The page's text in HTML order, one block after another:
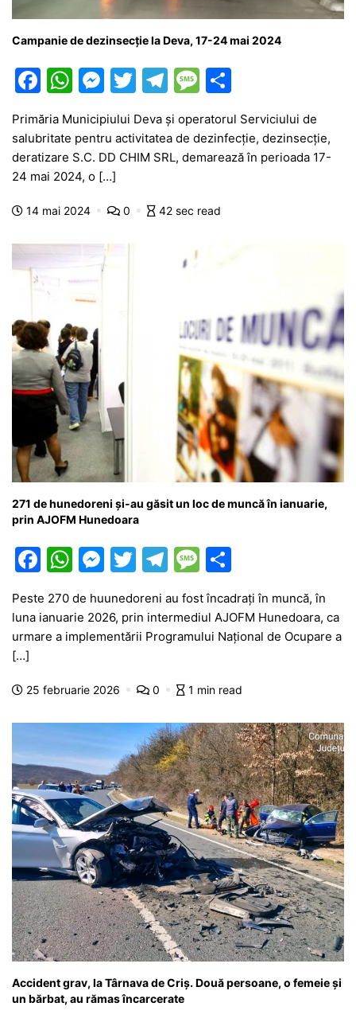
Campanie de dezinsecție la Deva, 17-24 mai 2024
F
c
e
b
o
k
W
at
s
A
p
M
s
s
e
n
er
T
itt
er
T
e
gr
m
M
s
s
g
ta
je
Primăria Municipiului Deva şi operatorul Serviciului de
salubritate pentru activitatea de dezinfecţie, dezinsecţie,
deratizare S.C. DD CHIM SRL, demarează în perioada 17-
24 mai 2024, o […]
14 mai 2024 0 42 sec read
271 de hunedoreni și-au găsit un loc de muncă în ianuarie,
prin AJOFM Hunedoara
F
c
e
o
k
W
at
s
p
M
s
s
n
er
T
itt
er
T
e
gr
m
M
s
s
g
ta
je
z
Peste 270 de huunedoreni au fost încadrați în muncă, în
luna ianuarie 2026, prin intermediul AJOFM Hunedoara, ca
urmare a implementării Programului Național de Ocupare a
[…]
25 februarie 2026 0 1 min read
Accident grav, la Târnava de Criș. Două persoane, o femeie și
un bărbat, au rămas încarcerate